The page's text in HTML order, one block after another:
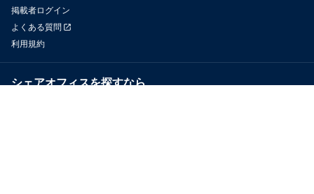
掲載者ログイン
よくある質問
利用規約
シェアオフィスを探すなら